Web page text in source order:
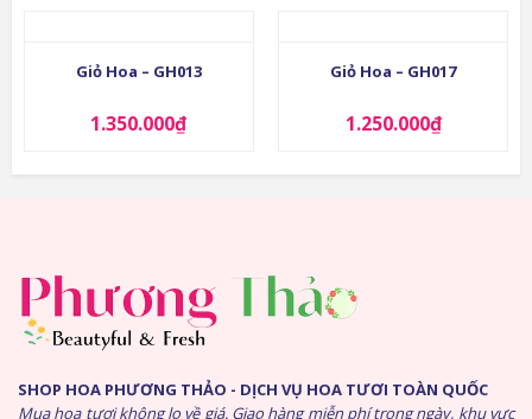
Giỏ Hoa – GH013
1.350.000₫
Giỏ Hoa – GH017
1.250.000₫
SHOP HOA PHƯƠNG THẢO - DỊCH VỤ HOA TƯƠI TOÀN QUỐC
Mua hoa tươi không lo về giá. Giao hàng miễn phí trong ngày, khu vực